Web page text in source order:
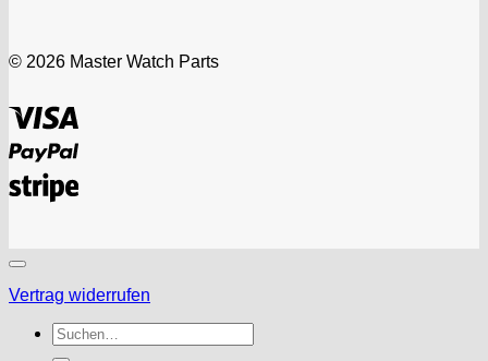
© 2026 Master Watch Parts
PayPal
Stripe
Vertrag widerrufen
Suchen
nach: